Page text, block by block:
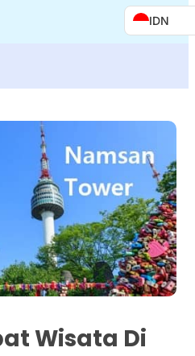
IDN
Wisata Di